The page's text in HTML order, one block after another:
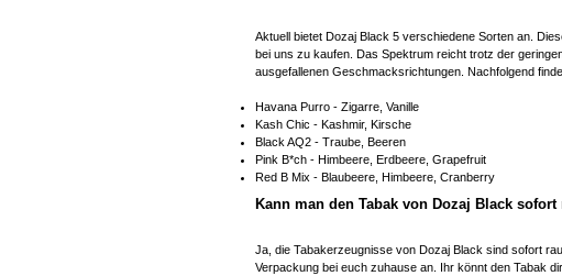
Aktuell bietet Dozaj Black 5 verschiedene Sorten an.
bei uns zu kaufen. Das Spektrum reicht trotz der
ausgefallenen Geschmacksrichtungen. Nachfolgend
Havana Purro - Zigarre, Vanille
Kash Chic - Kashmir, Kirsche
Black AQ2 - Traube, Beeren
Pink B*ch - Himbeere, Erdbeere, Grapefruit
Red B Mix - Blaubeere, Himbeere, Cranberry
Kann man den Tabak von Dozaj Black sofort
Ja, die Tabakerzeugnisse von Dozaj Black sind sofort
Verpackung bei euch zuhause an. Ihr könnt den Tabak